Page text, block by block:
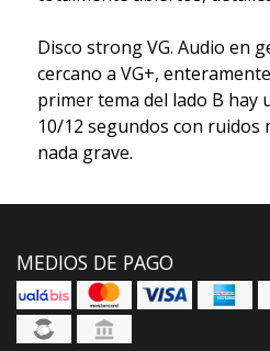
Disco strong VG. Audio en
cercano a VG+,
primer tema del lado B hay
10/12 segundos con ruidos
nada grave.
MEDIOS DE PAGO